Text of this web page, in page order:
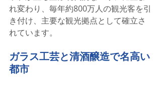
れ変わり、毎年約800万人の観光客を引
き付け、主要な観光拠点として確立さ
れています。
ガラス工芸と清酒醸造で名高い
都市